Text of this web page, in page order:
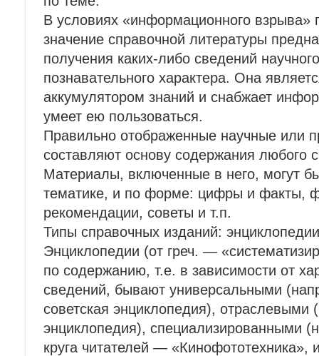
В условиях «информационного взрыва»
значение справочной литературы
получения каких-либо сведений
познавательного характера. Она
аккумулятором знаний и снабжает
умеет ею пользоваться.
Правильно отображенные научные или
составляют основу содержания любого
Материалы, включенные в него, могут
тематике, и по форме: цифры и факты,
рекомендации, советы и т.п.
Типы справочных изданий:
Энциклопедии (от греч. —
по содержанию, т.е. в зависимости от
сведений, бывают универсальными
советская энциклопедия),
энциклопедия), специализированными
круга читателей — «Кинофототехника»,